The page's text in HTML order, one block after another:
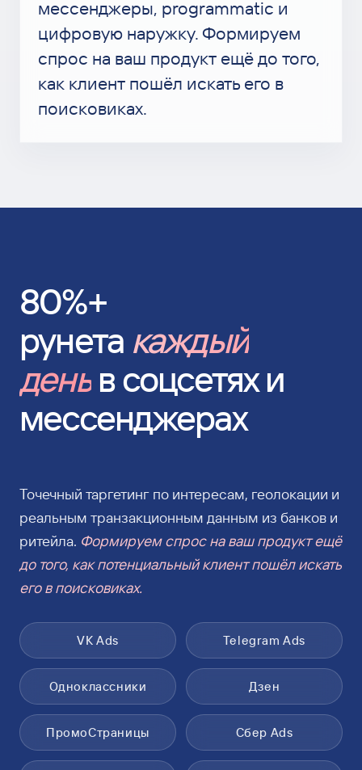
мессенджеры, programmatic и
цифровую наружку. Формируем
спрос на ваш продукт ещё до того,
как клиент пошёл искать его в
поисковиках.
80%+
рунета каждый
деньв соцсетях и
мессенджерах
Точечный таргетинг по интересам, геолокации и
реальным транзакционным данным из банков и
ритейла. Формируем спрос на ваш продукт ещё
до того, как потенциальный клиент пошёл искать
его в поисковиках.
VK Ads Telegram Ads
Одноклассники Дзен
ПромоСтраницы Сбер Ads